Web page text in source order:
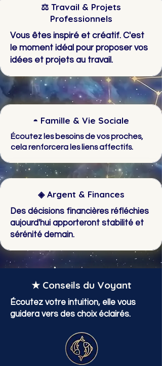
⚖ Travail & Projets
Professionnels
Vous êtes inspiré et créatif. C'est
le moment idéal pour proposer vos
idées et projets au travail.
◓ Famille & Vie Sociale
Écoutez les besoins de vos proches,
cela renforcera les liens affectifs.
◈ Argent & Finances
Des décisions financières réfléchies
aujourd'hui apporteront stabilité et
sérénité demain.
★ Conseils du Voyant
Écoutez votre intuition, elle vous
guidera vers des choix éclairés.